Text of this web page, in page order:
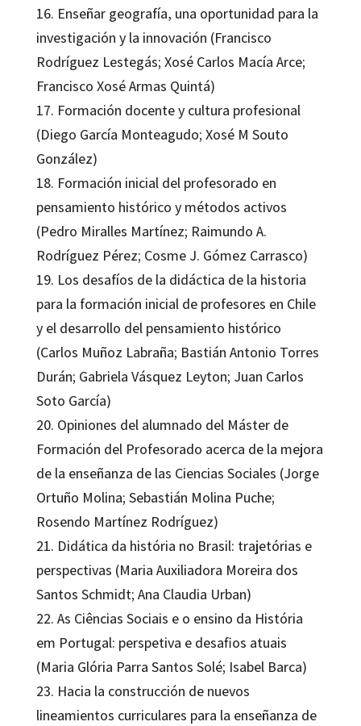
16. Enseñar geografía, una oportunidad para la
investigación y la innovación (Francisco
Rodríguez Lestegás; Xosé Carlos Macía Arce;
Francisco Xosé Armas Quintá)
17. Formación docente y cultura profesional
(Diego García Monteagudo; Xosé M Souto
González)
18. Formación inicial del profesorado en
pensamiento histórico y métodos activos
(Pedro Miralles Martínez; Raimundo A.
Rodríguez Pérez; Cosme J. Gómez Carrasco)
19. Los desafíos de la didáctica de la historia
para la formación inicial de profesores en Chile
y el desarrollo del pensamiento histórico
(Carlos Muñoz Labraña; Bastián Antonio Torres
Durán; Gabriela Vásquez Leyton; Juan Carlos
Soto García)
20. Opiniones del alumnado del Máster de
Formación del Profesorado acerca de la mejora
de la enseñanza de las Ciencias Sociales (Jorge
Ortuño Molina; Sebastián Molina Puche;
Rosendo Martínez Rodríguez)
21. Didática da história no Brasil: trajetórias e
perspectivas (Maria Auxiliadora Moreira dos
Santos Schmidt; Ana Claudia Urban)
22. As Ciências Sociais e o ensino da História
em Portugal: perspetiva e desafios atuais
(Maria Glória Parra Santos Solé; Isabel Barca)
23. Hacia la construcción de nuevos
lineamientos curriculares para la enseñanza de